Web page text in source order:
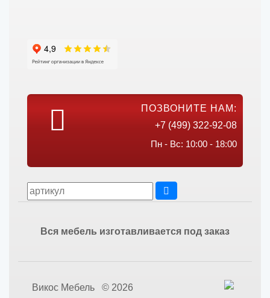
ПОЗВОНИТЕ НАМ:
+7 (499) 322-92-08
Пн - Вс: 10:00 - 18:00
Вся мебель изготавливается под заказ
Викос Мебель © 2026